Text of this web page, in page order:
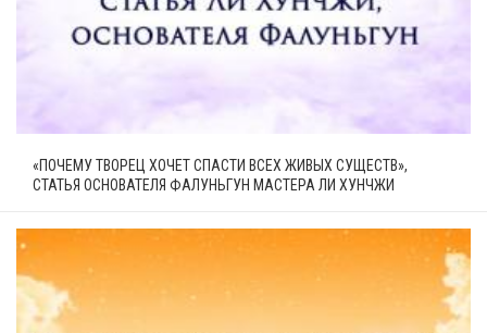
«ПОЧЕМУ ТВОРЕЦ ХОЧЕТ СПАСТИ ВСЕХ ЖИВЫХ СУЩЕСТВ»,
СТАТЬЯ ОСНОВАТЕЛЯ ФАЛУНЬГУН МАСТЕРА ЛИ ХУНЧЖИ